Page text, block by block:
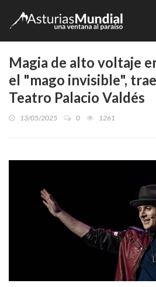
Magia de alto voltaje
el "mago invisible",
Teatro Palacio Valdés
13/05/2025 0 1261